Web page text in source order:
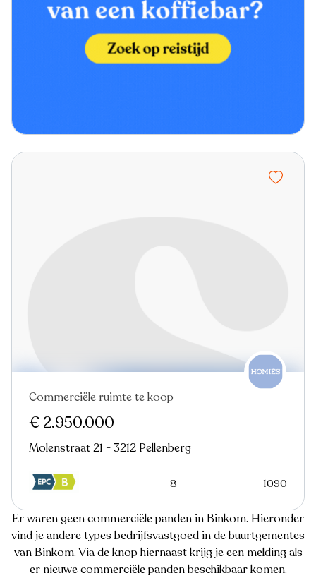
Commerciële ruimte te koop
€ 2.950.000
Molenstraat 21 - 3212 Pellenberg
8 1090
Er waren geen commerciële panden in Binkom. Hieronder
vind je andere types bedrijfsvastgoed in de buurtgementes
van Binkom. Via de knop hiernaast krijg je een melding als
er nieuwe commerciële panden beschikbaar komen.